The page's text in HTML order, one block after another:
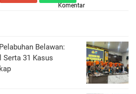
Komentar
Belawan:
Serta 31 Kasus